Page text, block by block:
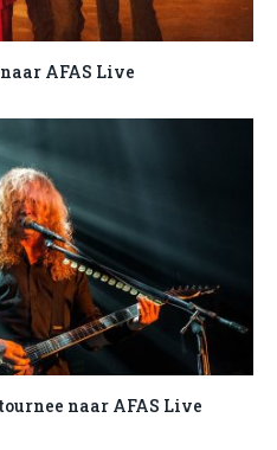
AFAS Live
naar AFAS Live